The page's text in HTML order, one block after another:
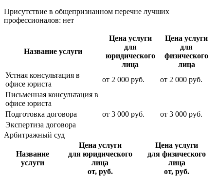
Присутствие в общепризнанном перечне лучших
профессионалов: нет
Название услуги
Цена услуги
для
юридического
лица
Цена услуги
для
физического
лица
Устная консультация в
офисе юриста
от 2 000 руб. от 2 000 руб.
Письменная консультация в
офисе юриста
Подготовка договора
от 3 000 руб. от 3 000 руб.
Экспертиза договора
Арбитражный суд
Название
услуги
Цена услуги
для юридического
лица
от, руб.
Цена услуги
для физического
лица
от, руб.